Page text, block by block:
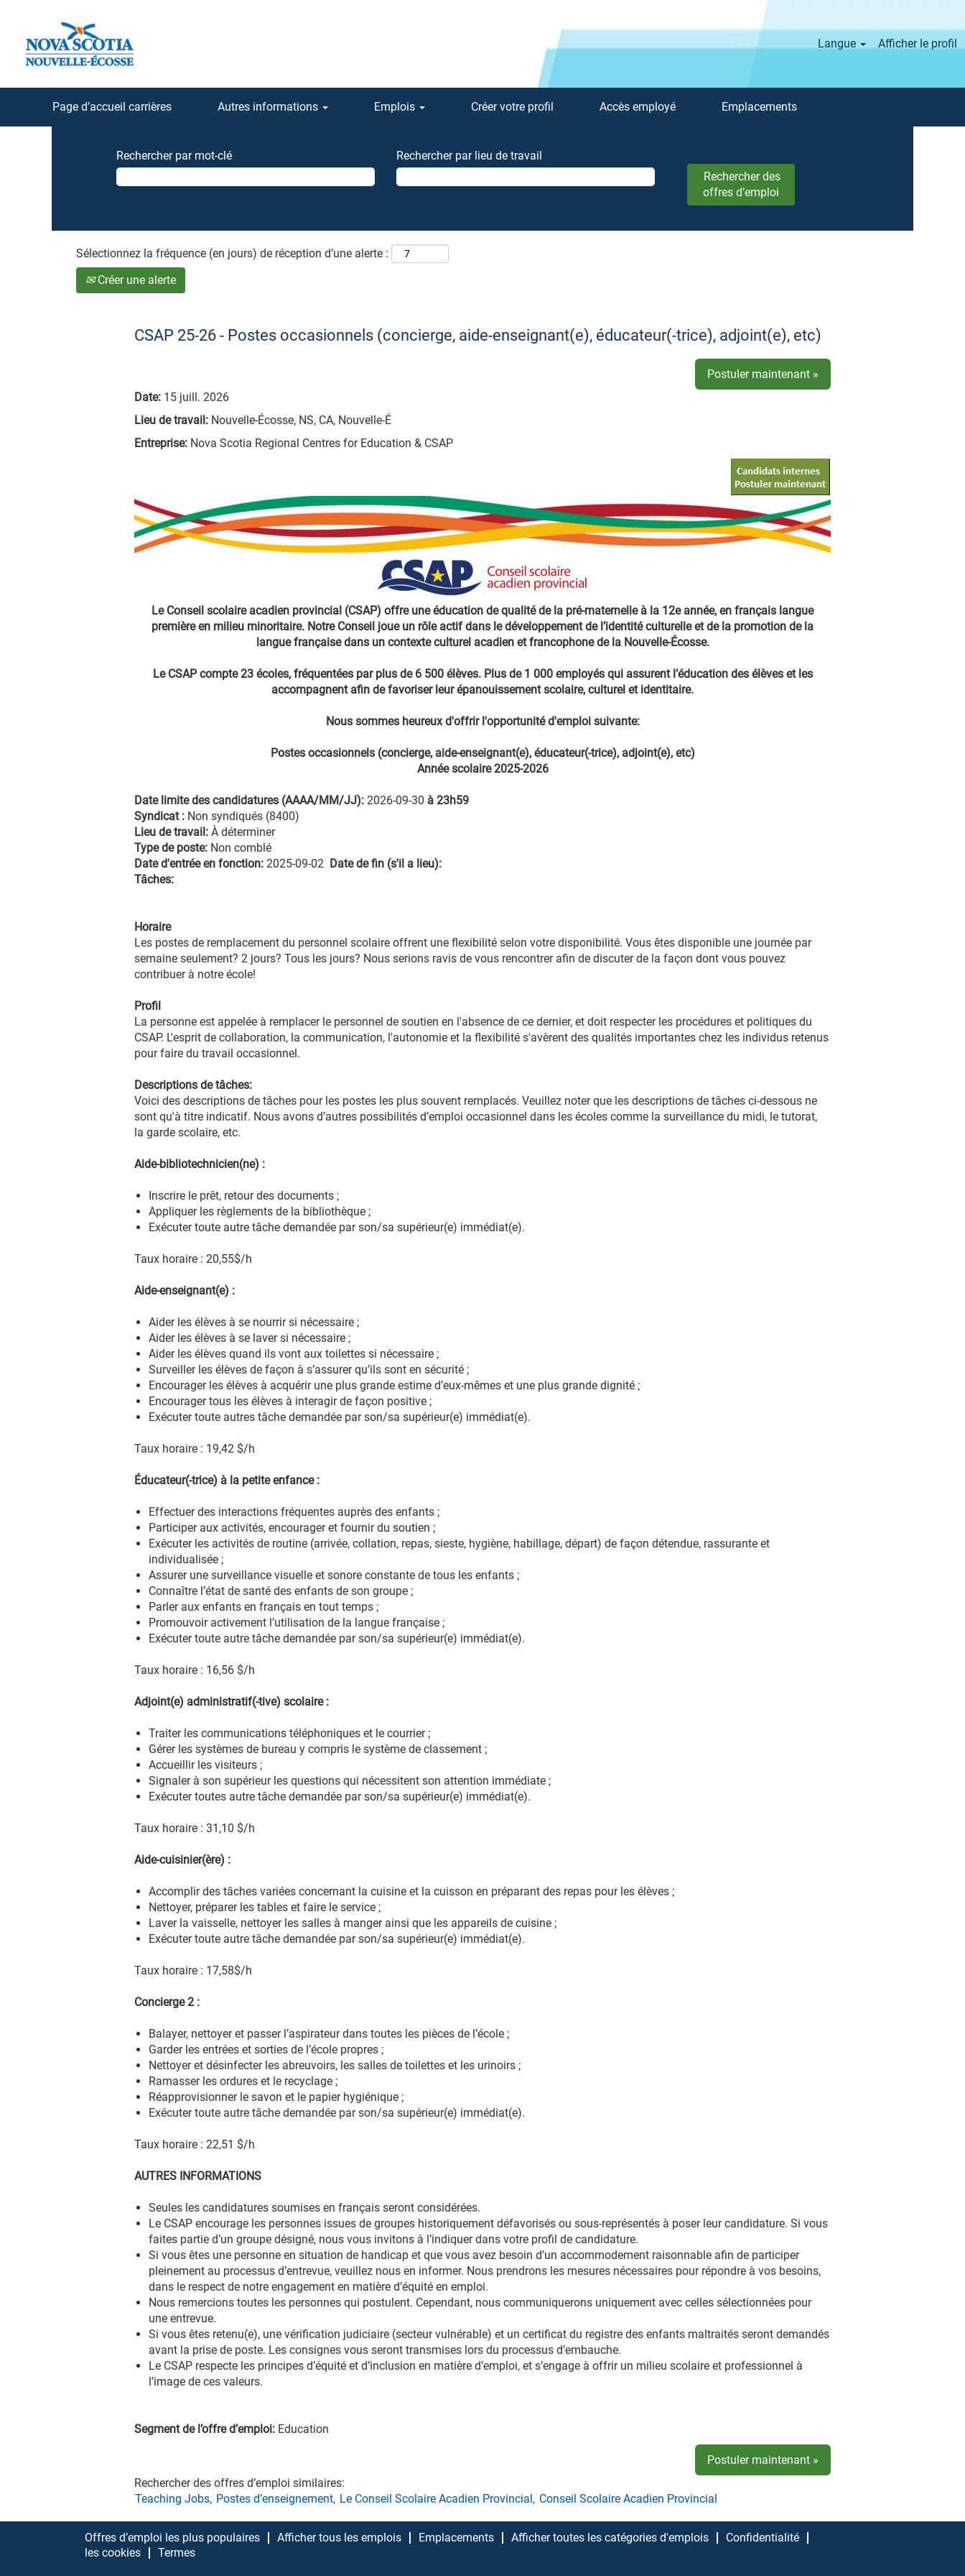
Langue Afficher le profil
Page d’accueil carrières Autres informations Emplois Créer votre profil Accès employé Emplacements
Rechercher par mot-clé Rechercher par lieu de travail
Sélectionnez la fréquence (en jours) de réception d’une alerte :
Créer une alerte
CSAP 25-26 - Postes occasionnels (concierge, aide-enseignant(e), éducateur(-trice), adjoint(e), etc)
Postuler maintenant »
Date: 15 juill. 2026
Lieu de travail: Nouvelle-Écosse, NS, CA, Nouvelle-É
Entreprise: Nova Scotia Regional Centres for Education & CSAP
Le Conseil scolaire acadien provincial (CSAP) offre une éducation de qualité de la pré-maternelle à la 12e année, en français langue
première en milieu minoritaire. Notre Conseil joue un rôle actif dans le développement de l’identité culturelle et de la promotion de la
langue française dans un contexte culturel acadien et francophone de la Nouvelle-Écosse.
Le CSAP compte 23 écoles, fréquentées par plus de 6 500 élèves. Plus de 1 000 employés qui assurent l’éducation des élèves et les
accompagnent afin de favoriser leur épanouissement scolaire, culturel et identitaire.
Nous sommes heureux d'offrir l'opportunité d'emploi suivante:
Postes occasionnels (concierge, aide-enseignant(e), éducateur(-trice), adjoint(e), etc)
Année scolaire 2025-2026
Date limite des candidatures (AAAA/MM/JJ): 2026-09-30 à 23h59
Syndicat : Non syndiqués (8400)
Lieu de travail: À déterminer
Type de poste: Non comblé
Date d'entrée en fonction: 2025-09-02 Date de fin (s'il a lieu):
Tâches:
Horaire
Les postes de remplacement du personnel scolaire offrent une flexibilité selon votre disponibilité. Vous êtes disponible une journée par
semaine seulement? 2 jours? Tous les jours? Nous serions ravis de vous rencontrer afin de discuter de la façon dont vous pouvez
contribuer à notre école!
Profil
La personne est appelée à remplacer le personnel de soutien en l'absence de ce dernier, et doit respecter les procédures et politiques du
CSAP. L'esprit de collaboration, la communication, l'autonomie et la flexibilité s'avèrent des qualités importantes chez les individus retenus
pour faire du travail occasionnel.
Descriptions de tâches:
Voici des descriptions de tâches pour les postes les plus souvent remplacés. Veuillez noter que les descriptions de tâches ci-dessous ne
sont qu'à titre indicatif. Nous avons d’autres possibilités d’emploi occasionnel dans les écoles comme la surveillance du midi, le tutorat,
la garde scolaire, etc.
Aide-bibliotechnicien(ne) :
Inscrire le prêt, retour des documents ;
Appliquer les règlements de la bibliothèque ;
Exécuter toute autre tâche demandée par son/sa supérieur(e) immédiat(e).
Taux horaire : 20,55$/h
Aide-enseignant(e) :
Aider les élèves à se nourrir si nécessaire ;
Aider les élèves à se laver si nécessaire ;
Aider les élèves quand ils vont aux toilettes si nécessaire ;
Surveiller les élèves de façon à s’assurer qu’ils sont en sécurité ;
Encourager les élèves à acquérir une plus grande estime d’eux-mêmes et une plus grande dignité ;
Encourager tous les élèves à interagir de façon positive ;
Exécuter toute autres tâche demandée par son/sa supérieur(e) immédiat(e).
Taux horaire : 19,42 $/h
Éducateur(-trice) à la petite enfance :
Effectuer des interactions fréquentes auprès des enfants ;
Participer aux activités, encourager et fournir du soutien ;
Exécuter les activités de routine (arrivée, collation, repas, sieste, hygiène, habillage, départ) de façon détendue, rassurante et
individualisée ;
Assurer une surveillance visuelle et sonore constante de tous les enfants ;
Connaître l’état de santé des enfants de son groupe ;
Parler aux enfants en français en tout temps ;
Promouvoir activement l’utilisation de la langue française ;
Exécuter toute autre tâche demandée par son/sa supérieur(e) immédiat(e).
Taux horaire : 16,56 $/h
Adjoint(e) administratif(-tive) scolaire :
Traiter les communications téléphoniques et le courrier ;
Gérer les systèmes de bureau y compris le système de classement ;
Accueillir les visiteurs ;
Signaler à son supérieur les questions qui nécessitent son attention immédiate ;
Exécuter toutes autre tâche demandée par son/sa supérieur(e) immédiat(e).
Taux horaire : 31,10 $/h
Aide-cuisinier(ère) :
Accomplir des tâches variées concernant la cuisine et la cuisson en préparant des repas pour les élèves ;
Nettoyer, préparer les tables et faire le service ;
Laver la vaisselle, nettoyer les salles à manger ainsi que les appareils de cuisine ;
Exécuter toute autre tâche demandée par son/sa supérieur(e) immédiat(e).
Taux horaire : 17,58$/h
Concierge 2 :
Balayer, nettoyer et passer l’aspirateur dans toutes les pièces de l’école ;
Garder les entrées et sorties de l’école propres ;
Nettoyer et désinfecter les abreuvoirs, les salles de toilettes et les urinoirs ;
Ramasser les ordures et le recyclage ;
Réapprovisionner le savon et le papier hygiénique ;
Exécuter toute autre tâche demandée par son/sa supérieur(e) immédiat(e).
Taux horaire : 22,51 $/h
AUTRES INFORMATIONS
Seules les candidatures soumises en français seront considérées.
Le CSAP encourage les personnes issues de groupes historiquement défavorisés ou sous-représentés à poser leur candidature. Si vous
faites partie d’un groupe désigné, nous vous invitons à l’indiquer dans votre profil de candidature.
Si vous êtes une personne en situation de handicap et que vous avez besoin d’un accommodement raisonnable afin de participer
pleinement au processus d’entrevue, veuillez nous en informer. Nous prendrons les mesures nécessaires pour répondre à vos besoins,
dans le respect de notre engagement en matière d’équité en emploi.
Nous remercions toutes les personnes qui postulent. Cependant, nous communiquerons uniquement avec celles sélectionnées pour
une entrevue.
Si vous êtes retenu(e), une vérification judiciaire (secteur vulnérable) et un certificat du registre des enfants maltraités seront demandés
avant la prise de poste. Les consignes vous seront transmises lors du processus d’embauche.
Le CSAP respecte les principes d’équité et d’inclusion en matière d’emploi, et s’engage à offrir un milieu scolaire et professionnel à
l’image de ces valeurs.
Segment de l’offre d’emploi: Education
Postuler maintenant »
Rechercher des offres d’emploi similaires:
Teaching Jobs, Postes d’enseignement, Le Conseil Scolaire Acadien Provincial, Conseil Scolaire Acadien Provincial
Offres d’emploi les plus populaires Afficher tous les emplois Emplacements Afficher toutes les catégories d'emplois
Confidentialité
les cookies
Termes